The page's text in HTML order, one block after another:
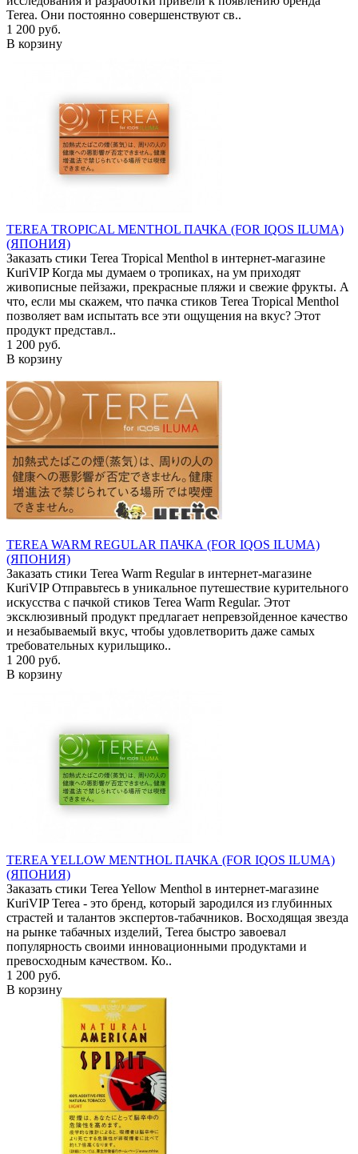
Terea. Они постоянно совершенствуют св..
1 200 руб.
В корзину
TEREA TROPICAL MENTHOL ПАЧКА (FOR IQOS ILUMA)
(ЯПОНИЯ)
Заказать стики Terea Tropical Menthol в интернет-магазине
КuriVIP Когда мы думаем о тропиках, на ум приходят
живописные пейзажи, прекрасные пляжи и свежие фрукты. А
что, если мы скажем, что пачка стиков Terea Tropical Menthol
позволяет вам испытать все эти ощущения на вкус? Этот
продукт представл..
1 200 руб.
В корзину
TEREA WARM REGULAR ПАЧКА (FOR IQOS ILUMA)
(ЯПОНИЯ)
Заказать стики Terea Warm Regular в интернет-магазине
КuriVIP Отправьтесь в уникальное путешествие курительного
искусства с пачкой стиков Terea Warm Regular. Этот
эксклюзивный продукт предлагает непревзойденное качество
и незабываемый вкус, чтобы удовлетворить даже самых
требовательных курильщико..
1 200 руб.
В корзину
TEREA YELLOW MENTHOL ПАЧКА (FOR IQOS ILUMA)
(ЯПОНИЯ)
Заказать стики Terea Yellow Menthol в интернет-магазине
КuriVIP Terea - это бренд, который зародился из глубинных
страстей и талантов экспертов-табачников. Восходящая звезда
на рынке табачных изделий, Terea быстро завоевал
популярность своими инновационными продуктами и
превосходным качеством. Ко..
1 200 руб.
В корзину